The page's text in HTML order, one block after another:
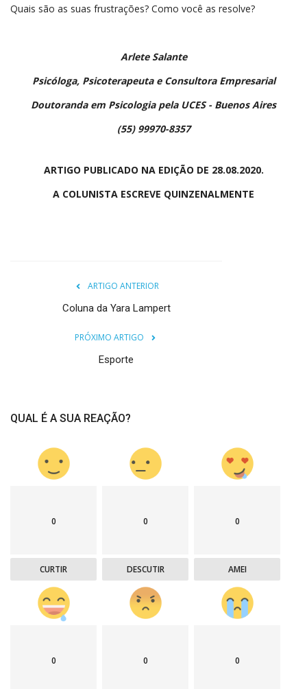
Quais são as suas frustrações? Como você as resolve?
Arlete Salante
Psicóloga, Psicoterapeuta e Consultora Empresarial
Doutoranda em Psicologia pela UCES - Buenos Aires
(55) 99970-8357
ARTIGO PUBLICADO NA EDIÇÃO DE 28.08.2020.
A COLUNISTA ESCREVE QUINZENALMENTE
ARTIGO ANTERIOR
Coluna da Yara Lampert
PRÓXIMO ARTIGO
Esporte
QUAL É A SUA REAÇÃO?
0
CURTIR
0
DESCUTIR
0
AMEI
0 0 0